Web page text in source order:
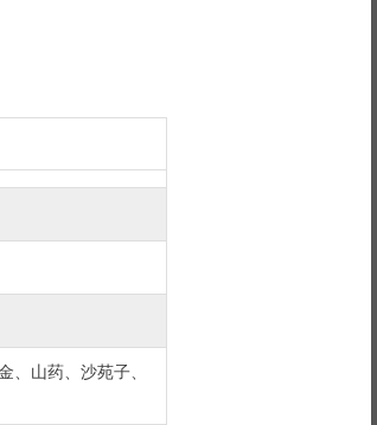
、山药、沙苑子、